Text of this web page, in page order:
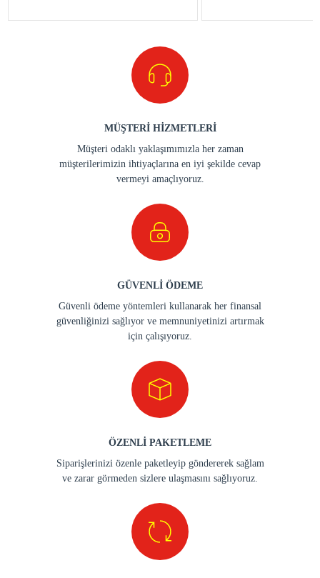
MÜŞTERİ HİZMETLERİ
Müşteri odaklı yaklaşımımızla her zaman
müşterilerimizin ihtiyaçlarına en iyi şekilde cevap
vermeyi amaçlıyoruz.
GÜVENLİ ÖDEME
Güvenli ödeme yöntemleri kullanarak her finansal
güvenliğinizi sağlıyor ve memnuniyetinizi artırmak
için çalışıyoruz.
ÖZENLİ PAKETLEME
Siparişlerinizi özenle paketleyip göndererek sağlam
ve zarar görmeden sizlere ulaşmasını sağlıyoruz.